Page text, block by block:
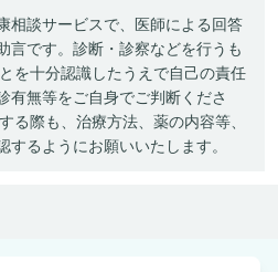
相談サービスで、医師による回答
言です。診断・診察などを行うも
を十分認識したうえで自己の責任
有無等をご自身でご判断くださ
る際も、治療方法、薬の内容等、
るようにお願いいたします。